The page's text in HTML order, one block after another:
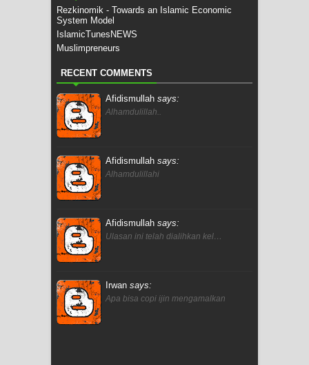
Rezkinomik - Towards an Islamic Economic
System Model
IslamicTunesNEWS
Muslimpreneurs
RECENT COMMENTS
Afidismullah says:
Alhamdulillah..
Afidismullah says:
Alhamdulillahi
Afidismullah says:
Ulasan ini telah dialihkan kel…
Irwan says:
Apa bisa copi ijin mengamalkan